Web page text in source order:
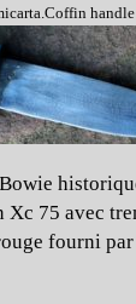
handle
Xc 75 avec
fourni